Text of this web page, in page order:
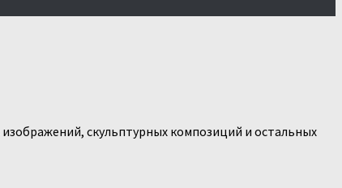
скульптурных композиций и остальных